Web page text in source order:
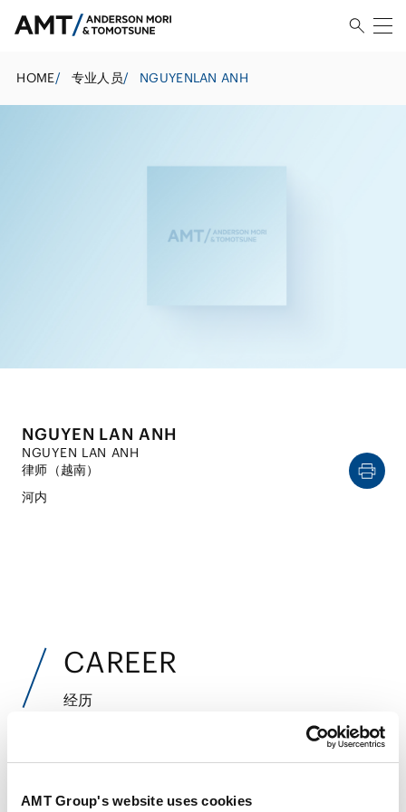
AMT Group's website uses cookies
HOME/ 专业人员/ NGUYENLAN ANH
NGUYEN LAN ANH
NGUYEN LAN ANH
律师（越南）
河内
CAREER
经历
2013年6月
2016年9月